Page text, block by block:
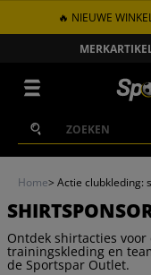
GA NAAR
🔥 NIEUWE
ZONDER
Zoeken
Zoeken
Home> Actie clubkleding:
Ontdek shirtacties
trainingskleding en
de Sportspar Outlet.